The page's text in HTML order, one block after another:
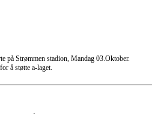
på Strømmen stadion, Mandag 03.Oktober.
å støtte a-laget.